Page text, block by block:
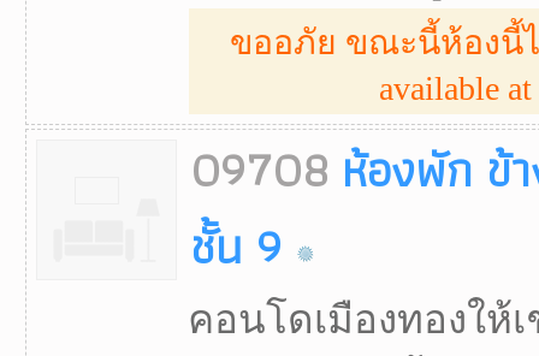
ขออภัย ขณะนี้ห้องนี้ไ
available
09708 ห้องพัก ข้
ชั้น 9
คอนโดเมืองทองให้